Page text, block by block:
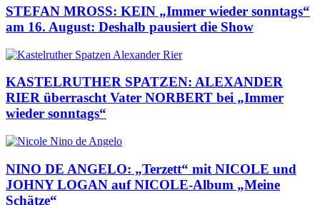
STEFAN MROSS: KEIN „Immer wieder sonntags“
am 16. August: Deshalb pausiert die Show
KASTELRUTHER SPATZEN: ALEXANDER
RIER überrascht Vater NORBERT bei „Immer
wieder sonntags“
NINO DE ANGELO: „Terzett“ mit NICOLE und
JOHNY LOGAN auf NICOLE-Album „Meine
Schätze“